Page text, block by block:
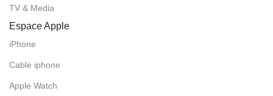
TV & Media
Espace Apple
iPhone
Cable iphone
Apple Watch